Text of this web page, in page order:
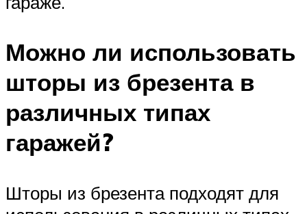
Можно ли использовать
шторы из брезента в
различных типах
гаражей?
Шторы из брезента подходят для